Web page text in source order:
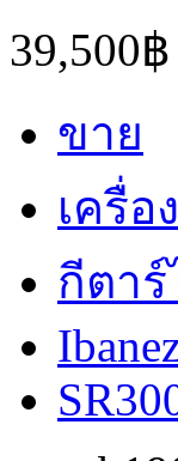
39,500฿
ขาย
เครื่
กีตา